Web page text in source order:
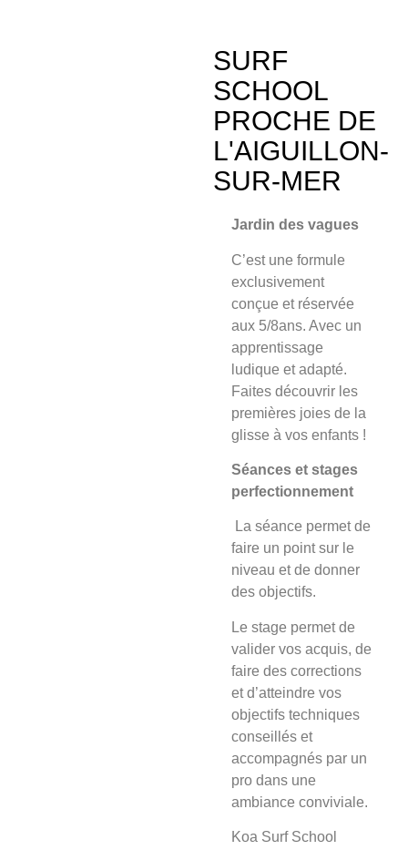
SURF
SCHOOL
PROCHE DE
L'AIGUILLON-
SUR-MER
Jardin des vagues
C’est une formule
exclusivement
conçue et réservée
aux 5/8ans. Avec un
apprentissage
ludique et adapté.
Faites découvrir les
premières joies de la
glisse à vos enfants !
Séances et stages
perfectionnement
La séance permet de
faire un point sur le
niveau et de donner
des objectifs.
Le stage permet de
valider vos acquis, de
faire des corrections
et d’atteindre vos
objectifs techniques
conseillés et
accompagnés par un
pro dans une
ambiance conviviale.
Koa Surf School